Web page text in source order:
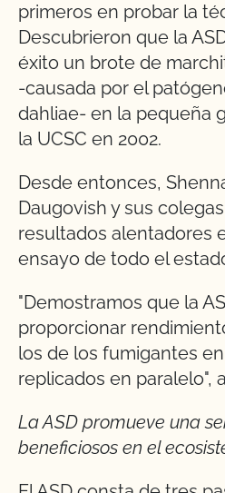
primeros en probar la
Descubrieron que la
éxito un brote de
-causada por el
dahliae- en la pequeña
la UCSC en 2002.
Desde entonces,
Daugovish y sus
resultados alentadores
ensayo de todo el
"Demostramos que la
proporcionar
los de los fumigantes
replicados en paralelo",
La ASD promueve una
beneficiosos en el